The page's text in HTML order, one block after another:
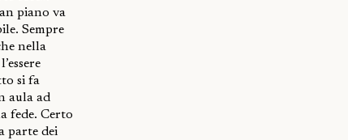
piano va
Sempre
nella
si fa
aula ad
fede. Certo
parte dei